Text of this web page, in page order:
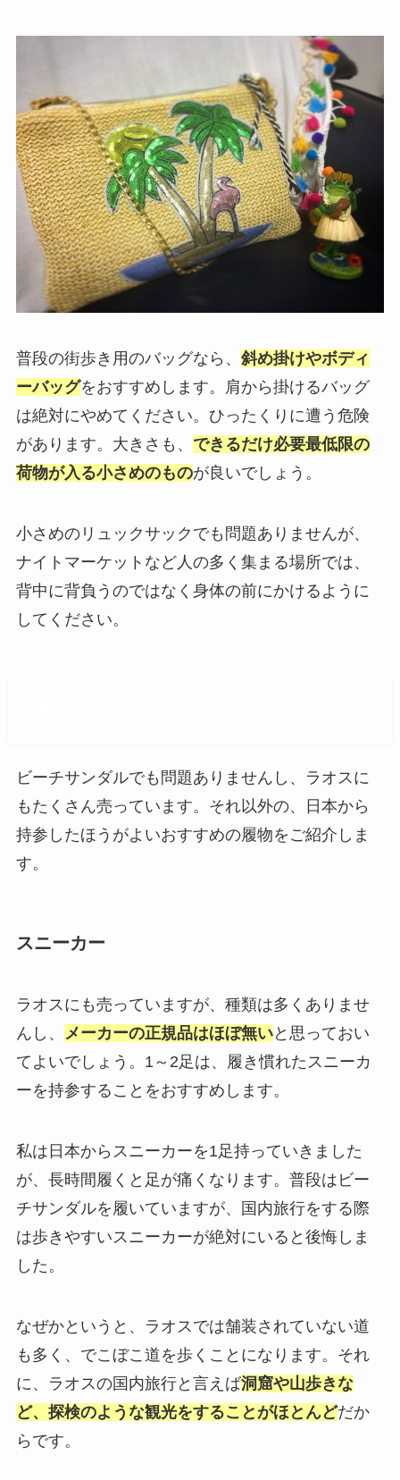
普段の街歩き用のバッグなら、 斜め掛けやボディ
ーバッグをおすすめします。肩から掛けるバッグ
は絶対にやめてください。ひったくりに遭う危険
があります。大きさも、 できるだけ必要最低限の
荷物が入る小さめのものが良いでしょう。
小さめのリュックサックでも問題ありませんが、
ナイトマーケットなど人の多く集まる場所では、
背中に背負うのではなく身体の前にかけるように
してください。
ビーチサンダルでも問題ありませんし、ラオスに
もたくさん売っています。それ以外の、日本から
持参したほうがよいおすすめの履物をご紹介しま
す。
スニーカー
ラオスにも売っていますが、種類は多くありませ
んし、 メーカーの正規品はほぼ無いと思っておい
てよいでしょう。1～2足は、履き慣れたスニーカ
ーを持参することをおすすめします。
私は日本からスニーカーを1足持っていきました
が、長時間履くと足が痛くなります。普段はビー
チサンダルを履いていますが、国内旅行をする際
は歩きやすいスニーカーが絶対にいると後悔しま
した。
なぜかというと、ラオスでは舗装されていない道
も多く、でこぼこ道を歩くことになります。それ
に、ラオスの国内旅行と言えば洞窟や山歩きな
ど、探検のような観光をすることがほとんどだか
らです。